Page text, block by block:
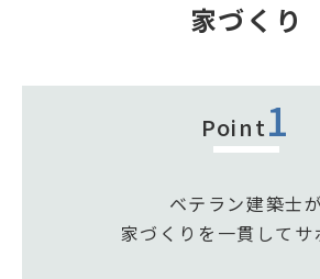
家づくり
Point1
ベテラン建築士が
家づくりを一貫してサ